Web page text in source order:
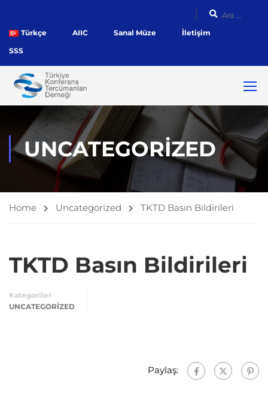
Türkçe AIIC Sanal Müze
İletişim
SSS
UNCATEGORIZED
Home Uncategorized TKTD Basın Bildirileri
TKTD Basın Bildirileri
Kategoriler
UNCATEGORIZED
Paylaş: